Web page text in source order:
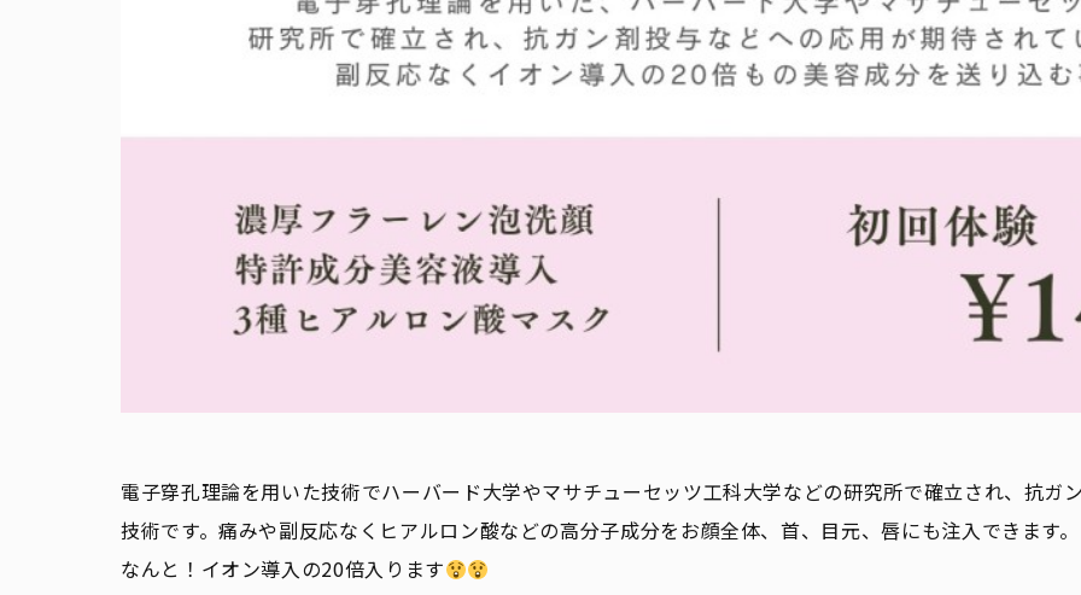
電子穿孔理論を用いた技術でハーバード大学やマサチューセッツ工科大学などの研究所で確立され、抗ガ
技術です。痛みや副反応なくヒアルロン酸などの高分子成分をお顔全体、首、目元、唇にも注入できます。
なんと！イオン導入の20倍入ります